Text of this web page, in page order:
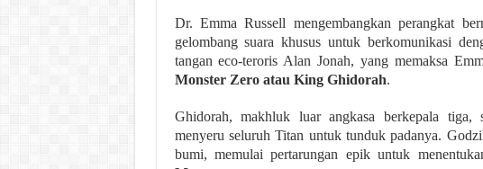
Dr. Emma Russell mengembangkan perangkat
gelombang suara khusus untuk berkomunikasi
tangan eco-teroris Alan Jonah, yang memaksa
Monster Zero atau King Ghidorah.
Ghidorah, makhluk luar angkasa berkepala tiga,
menyeru seluruh Titan untuk tunduk padanya.
bumi, memulai pertarungan epik untuk